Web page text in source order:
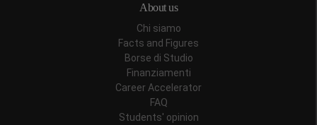
About us
Chi siamo
Facts and Figures
Borse di Studio
Finanziamenti
Career Accelerator
FAQ
Students' opinion